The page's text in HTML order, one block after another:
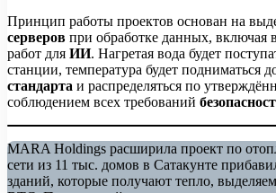
Принцип работы проектов основан на
серверов при обработке данных, включая
работ для ИИ. Нагретая вода будет
станции, температура будет подниматься
стандарта и распределяться по
соблюдением всех требований
MARA Holdings расширила проект по
сети из 11 тыс. домов в Сатакунте
зданий, которые получают тепло,